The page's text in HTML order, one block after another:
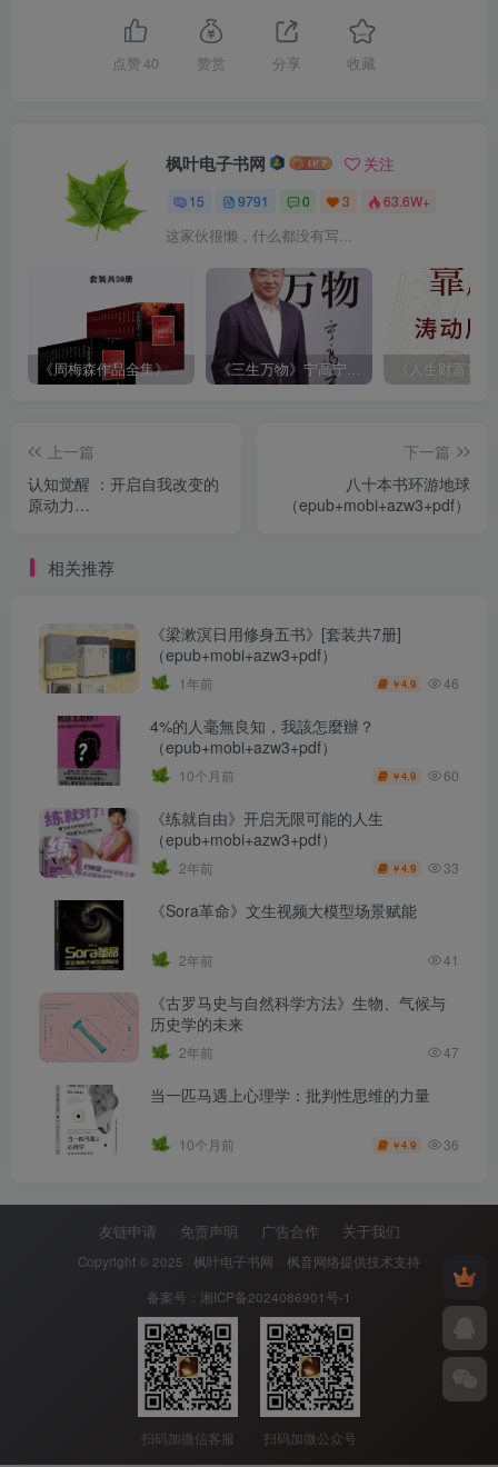
点赞 40 赞赏 分享 收藏
枫叶电子书网 关注
15 9791 0 3 63.6W+
这家伙很懒，什么都没有写...
《周梅森作品全集》[共30册] 《三生万物》宁高宁（epub+mobi+azw3+pdf）
上一篇
认知觉醒 ：开启自我改变的
原动力
下一篇
八十本书环游地球
（epub+mobi+azw3+pdf）
相关推荐
《梁漱溟日用修身五书》[套装共7册]
（epub+mobi+azw3+pdf）
1年前 ￥4.9 46
4%的人毫無良知，我該怎麼辦？
（epub+mobi+azw3+pdf）
10个月前 ￥4.9 60
《练就自由》开启无限可能的人生
（epub+mobi+azw3+pdf）
2年前 ￥4.9 33
《Sora革命》文生视频大模型场景赋能
2年前 41
《古罗马史与自然科学方法》生物、气候与
历史学的未来
2年前 47
当一匹马遇上心理学：批判性思维的力量
10个月前 ￥4.9 36
友链申请 免责声明 广告合作 关于我们
Copyright © 2025 · 枫叶电子书网 · 枫音网络提供技术支持
备案号： 湘ICP备2024086901号-1
扫码加微信客服 扫码加微公众号